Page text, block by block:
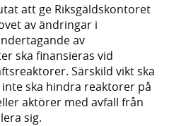
att ge Riksgäldskontoret
av ändringar i
av
ska finansieras vid
Särskild vikt ska
ska hindra reaktorer på
aktörer med avfall från
sig.